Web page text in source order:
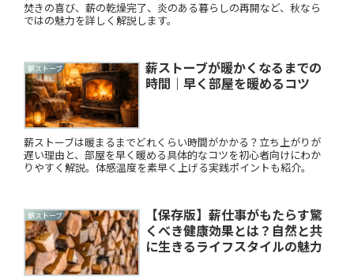
焚きの喜び、薪の乾燥完了、炎のある暮らしの再開など、秋なら
ではの魅力を詳しく解説します。
薪ストーブ
薪ストーブが暖かくなるまでの
時間｜早く部屋を暖めるコツ
薪ストーブは暖まるまでどれくらい時間がかかる？立ち上がりが
遅い理由と、部屋を早く暖める具体的なコツを初心者向けにわか
りやすく解説。体感温度を素早く上げる実践ポイントも紹介。
薪ストーブ
【保存版】薪仕事がもたらす驚
くべき健康効果とは？自然と共
に生きるライフスタイルの魅力